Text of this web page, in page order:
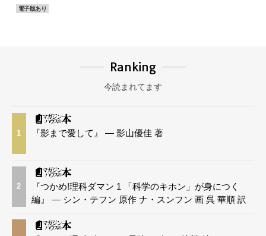
電子版あり
Ranking
今読まれてます
1 『影まで愛して』 — 影山優佳 著
2
『つかめ!理科ダマン 1 「科学のキホン」が身につく
編』 — シン・テフン 原作 ナ・スンフン 画 呉 華順 訳